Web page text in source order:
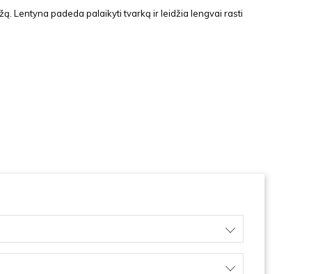
Lentyna padeda palaikyti tvarką ir leidžia lengvai rasti